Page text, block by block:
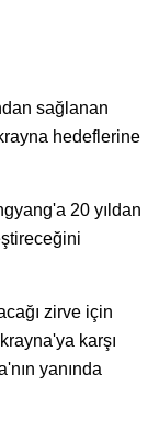
sağlanan
hedeflerine
20 yıldan
zirve için
karşı
yanında